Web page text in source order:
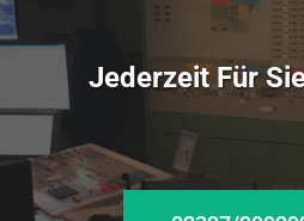
Jederzeit Für